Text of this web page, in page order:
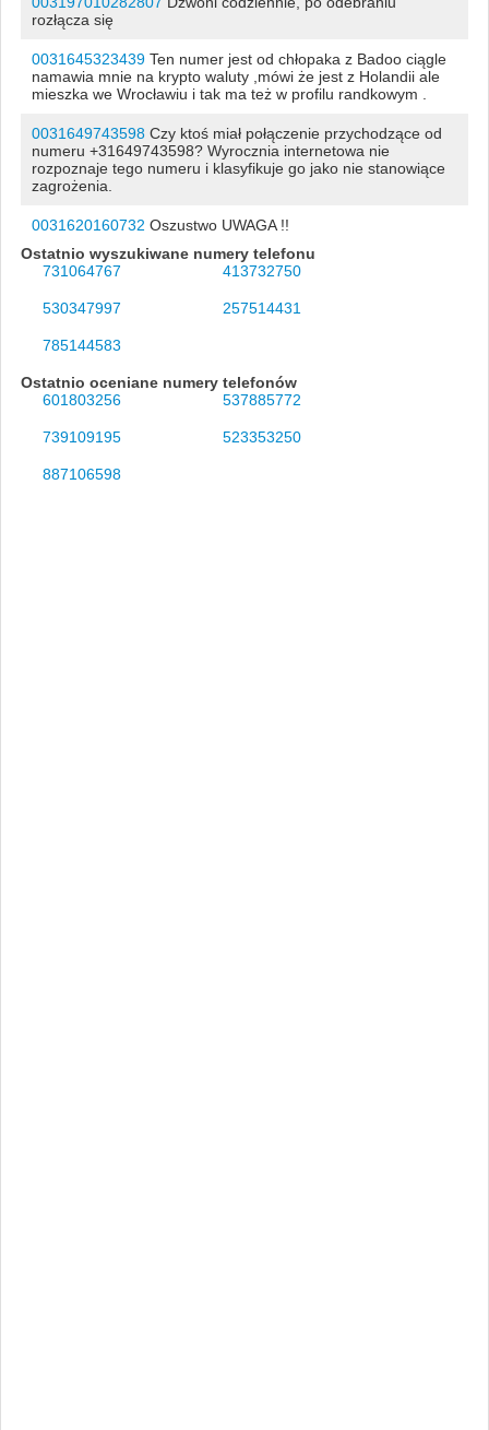
rozłącza się
0031645323439Ten numer jest od chłopaka z Badoo ciągle
namawia mnie na krypto waluty ,mówi że jest z Holandii ale
mieszka we Wrocławiu i tak ma też w profilu randkowym .
0031649743598Czy ktoś miał połączenie przychodzące od
numeru +31649743598? Wyrocznia internetowa nie
rozpoznaje tego numeru i klasyfikuje go jako nie stanowiące
zagrożenia.
0031620160732 Oszustwo UWAGA !!
Ostatnio wyszukiwane numery telefonu
731064767
413732750
530347997 257514431
785144583
Ostatnio oceniane numery telefonów
601803256
537885772
739109195 523353250
887106598